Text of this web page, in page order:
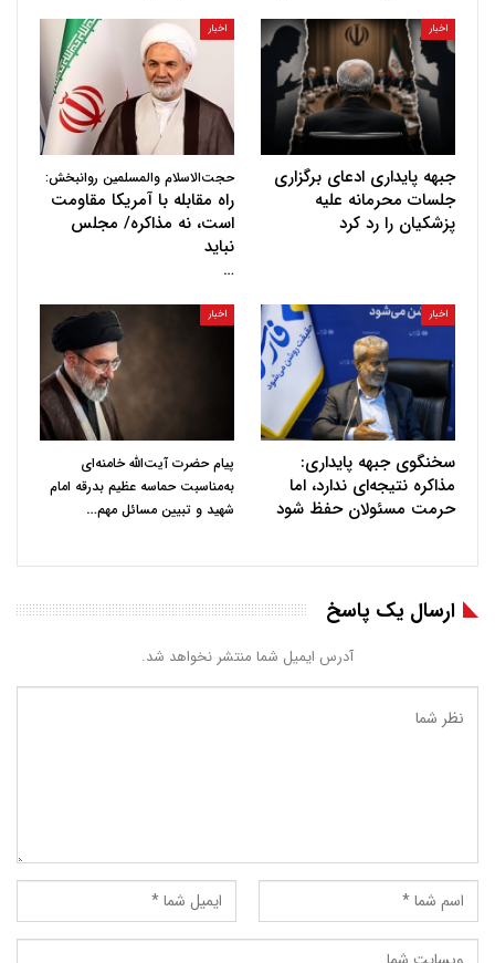
اخبار
جبهه پایداری ادعای برگزاری
جلسات محرمانه علیه
پزشکیان را رد کرد
اخبار
حجت‌الاسلام والمسلمین روانبخش:
راه مقابله با آمریکا مقاومت
است، نه مذاکره/ مجلس
نباید
…
اخبار
سخنگوی جبهه پایداری:
مذاکره نتیجه‌ای ندارد، اما
حرمت مسئولان حفظ شود
اخبار
پیام حضرت آیت‌الله خامنه‌ای
به‌مناسبت حماسه عظیم بدرقه امام
شهید و تبیین مسائل مهم…
ارسال یک پاسخ
آدرس ایمیل شما منتشر نخواهد شد.